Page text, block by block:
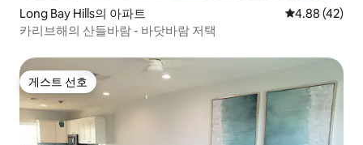
Long Bay Hills의 아파트 평점 4.88점(5
4.88 (42)
카리브해의 산들바람 - 바닷바람 저택
게스트 선호
게스트 선호